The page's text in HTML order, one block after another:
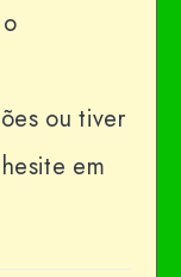
ou tiver
em